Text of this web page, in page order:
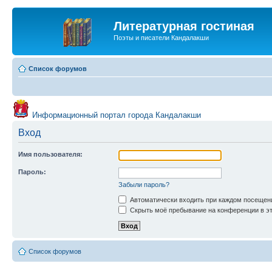
Литературная гостиная
Поэты и писатели Кандалакши
Список форумов
Информационный портал города Кандалакши
Вход
Имя пользователя:
Пароль:
Забыли пароль?
Автоматически входить при каждом
Скрыть моё пребывание на конференции в
Список форумов